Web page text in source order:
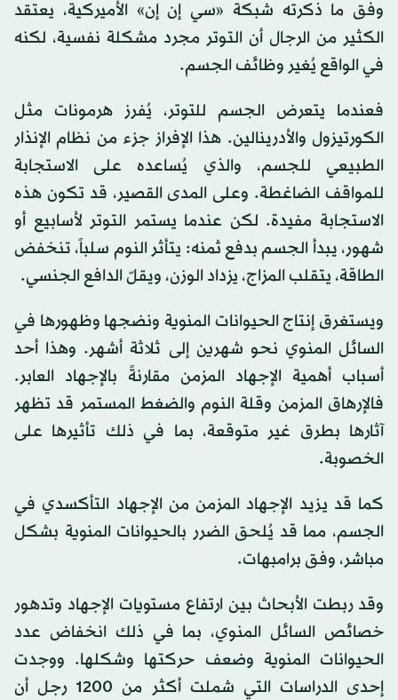
وفق ما ذكرته شبكة «سي إن إن» الأميركية، يعتقد
الكثير من الرجال أن التوتر مجرد مشكلة نفسية، لكنه
في الواقع يُغير وظائف الجسم.
فعندما يتعرض الجسم للتوتر، يُفرز هرمونات مثل
الكورتيزول والأدرينالين. هذا الإفراز جزء من نظام الإنذار
الطبيعي للجسم، والذي يُساعده على الاستجابة
للمواقف الضاغطة. وعلى المدى القصير، قد تكون هذه
الاستجابة مفيدة. لكن عندما يستمر التوتر لأسابيع أو
شهور، يبدأ الجسم بدفع ثمنه: يتأثر النوم سلباً، تنخفض
الطاقة، يتقلب المزاج، يزداد الوزن، ويقلّ الدافع الجنسي.
ويستغرق إنتاج الحيوانات المنوية ونضجها وظهورها في
السائل المنوي نحو شهرين إلى ثلاثة أشهر. وهذا أحد
أسباب أهمية الإجهاد المزمن مقارنةً بالإجهاد العابر.
فالإرهاق المزمن وقلة النوم والضغط المستمر قد تظهر
آثارها بطرق غير متوقعة، بما في ذلك تأثيرها على
الخصوبة.
كما قد يزيد الإجهاد المزمن من الإجهاد التأكسدي في
الجسم، مما قد يُلحق الضرر بالحيوانات المنوية بشكل
مباشر، وفق برامبهات.
وقد ربطت الأبحاث بين ارتفاع مستويات الإجهاد وتدهور
خصائص السائل المنوي، بما في ذلك انخفاض عدد
الحيوانات المنوية وضعف حركتها وشكلها. ووجدت
إحدى الدراسات التي شملت أكثر من 1200 رجل أن